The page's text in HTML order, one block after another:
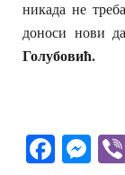
никада не
доноси нови
Голубовић.